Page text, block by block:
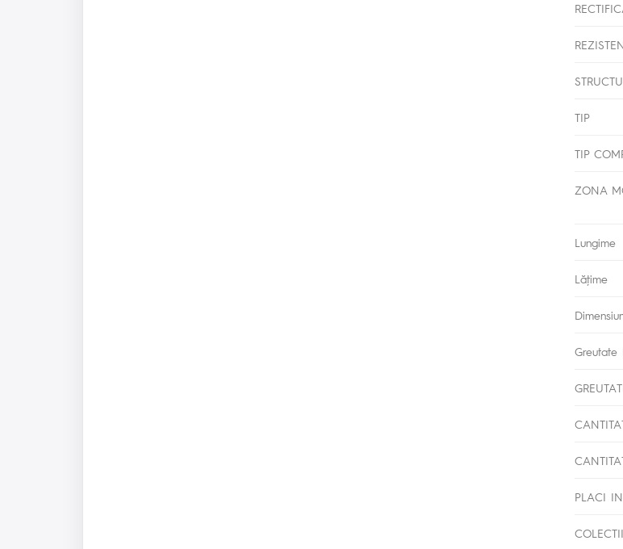
TIP
TIP
ZONA
Lungime
Lăţime
Greutate
PLACI
COLECTII